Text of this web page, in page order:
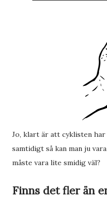
Jo, klart är att cyklisten har
samtidigt så kan man ju
måste vara lite smidig väl?
Finns det fler än